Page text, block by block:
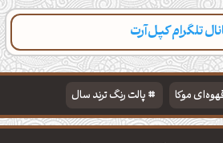
تلگرام کپل‌آرت
موکا
پالت رنگ ترند سال
مذهبی
تایپوگرافی شعر مولانا